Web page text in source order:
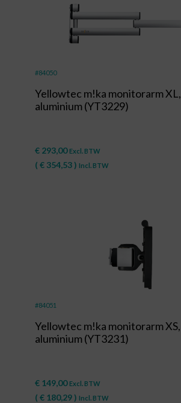
#84050
Yellowtec m!ka monitorarm XL,
aluminium (YT3229)
€ 293,00 Excl. BTW
( € 354,53) Incl. BTW
#84051
Yellowtec m!ka monitorarm XS,
aluminium (YT3231)
€ 149,00 Excl. BTW
( € 180,29) Incl. BTW